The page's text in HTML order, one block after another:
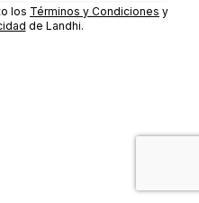
los Términos y Condiciones y
de Landhi.